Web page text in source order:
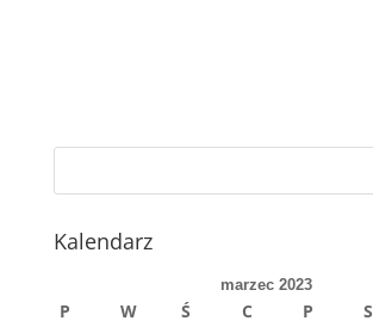
Kalendarz
marzec 2023
P W Ś C P S